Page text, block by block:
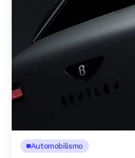
Automobilismo